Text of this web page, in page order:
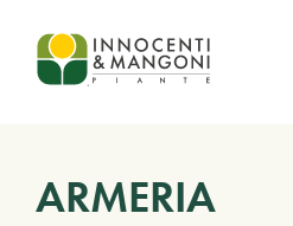
Skip to main content
ARMERIA